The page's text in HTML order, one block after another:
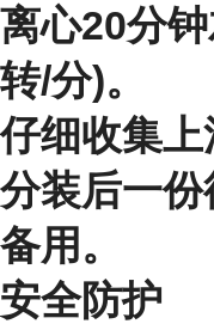
离心20分
转/分)。
仔细收集上
分装后一
备用。
安全防护